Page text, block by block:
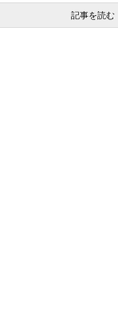
記事を読む